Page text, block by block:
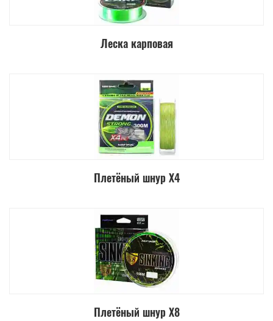
Леска карповая
Плетёный шнур Х4
Плетёный шнур Х8